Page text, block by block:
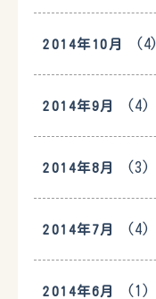
2014年10月 (4)
2014年9月 (4)
2014年8月 (3)
2014年7月 (4)
2014年6月 (1)